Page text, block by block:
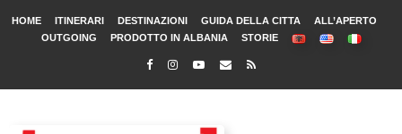
HOME ITINERARI DESTINAZIONI GUIDA DELLA CITTA
ALL’APERTO
OUTGOING
PRODOTTO IN ALBANIA STORIE